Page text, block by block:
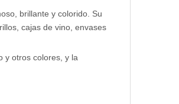
brillante y colorido. Su
cajas de vino, envases
y otros colores, y la